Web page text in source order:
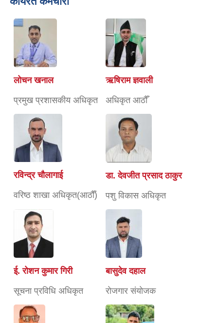
लोचन खनाल
प्रमुख प्रशासकीय अधिकृत
ऋषिराम ज्ञवाली
अधिकृत आठौँ
रविन्द्र चाैलागाई
वरिष्ठ शाखा अधिकृत(आठौँ)
डा. देवजीत प्रसाद ठाकुर
पशु विकास अधिकृत
ई. रोशन कुमार गिरी
सूचना प्रविधि अधिकृत
बासुदेव दहाल
राेजगार संयाेजक